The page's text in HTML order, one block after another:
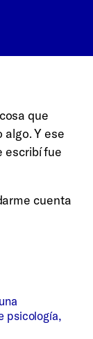
que
algo. Y ese
escribí fue
cuenta
psicología,